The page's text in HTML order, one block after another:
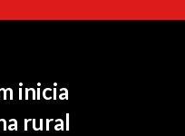
inicia
rural